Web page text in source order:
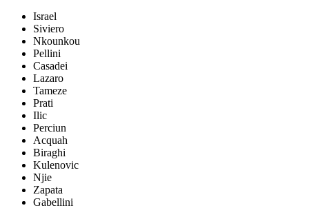
Israel
Siviero
Nkounkou
Pellini
Casadei
Lazaro
Tameze
Prati
Ilic
Perciun
Acquah
Biraghi
Kulenovic
Njie
Zapata
Gabellini